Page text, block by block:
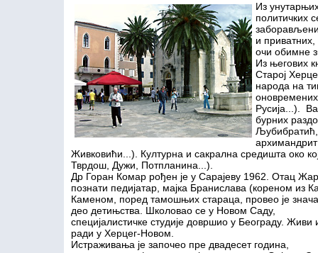
Из
политичких
и
очи обимне
Из његових
Старој
народа на
Русија...).
бурних
Љубибратић,
Живковићи...). Културна и сакрална средишта око
Тврдош, Дужи, Потпланина...).
Др Горан Комар рођен је у Сарајеву 1962. Отац
познати педијатар, мајка Бранислава (кореном из
Каменом, поред тамошњих стараца, провео је
део детињства. Школовао се у Новом Саду,
специјалистичке студије довршио у Београду. Живи
ради у Херцег-Новом.
Истраживања је започео пре двадесет година,